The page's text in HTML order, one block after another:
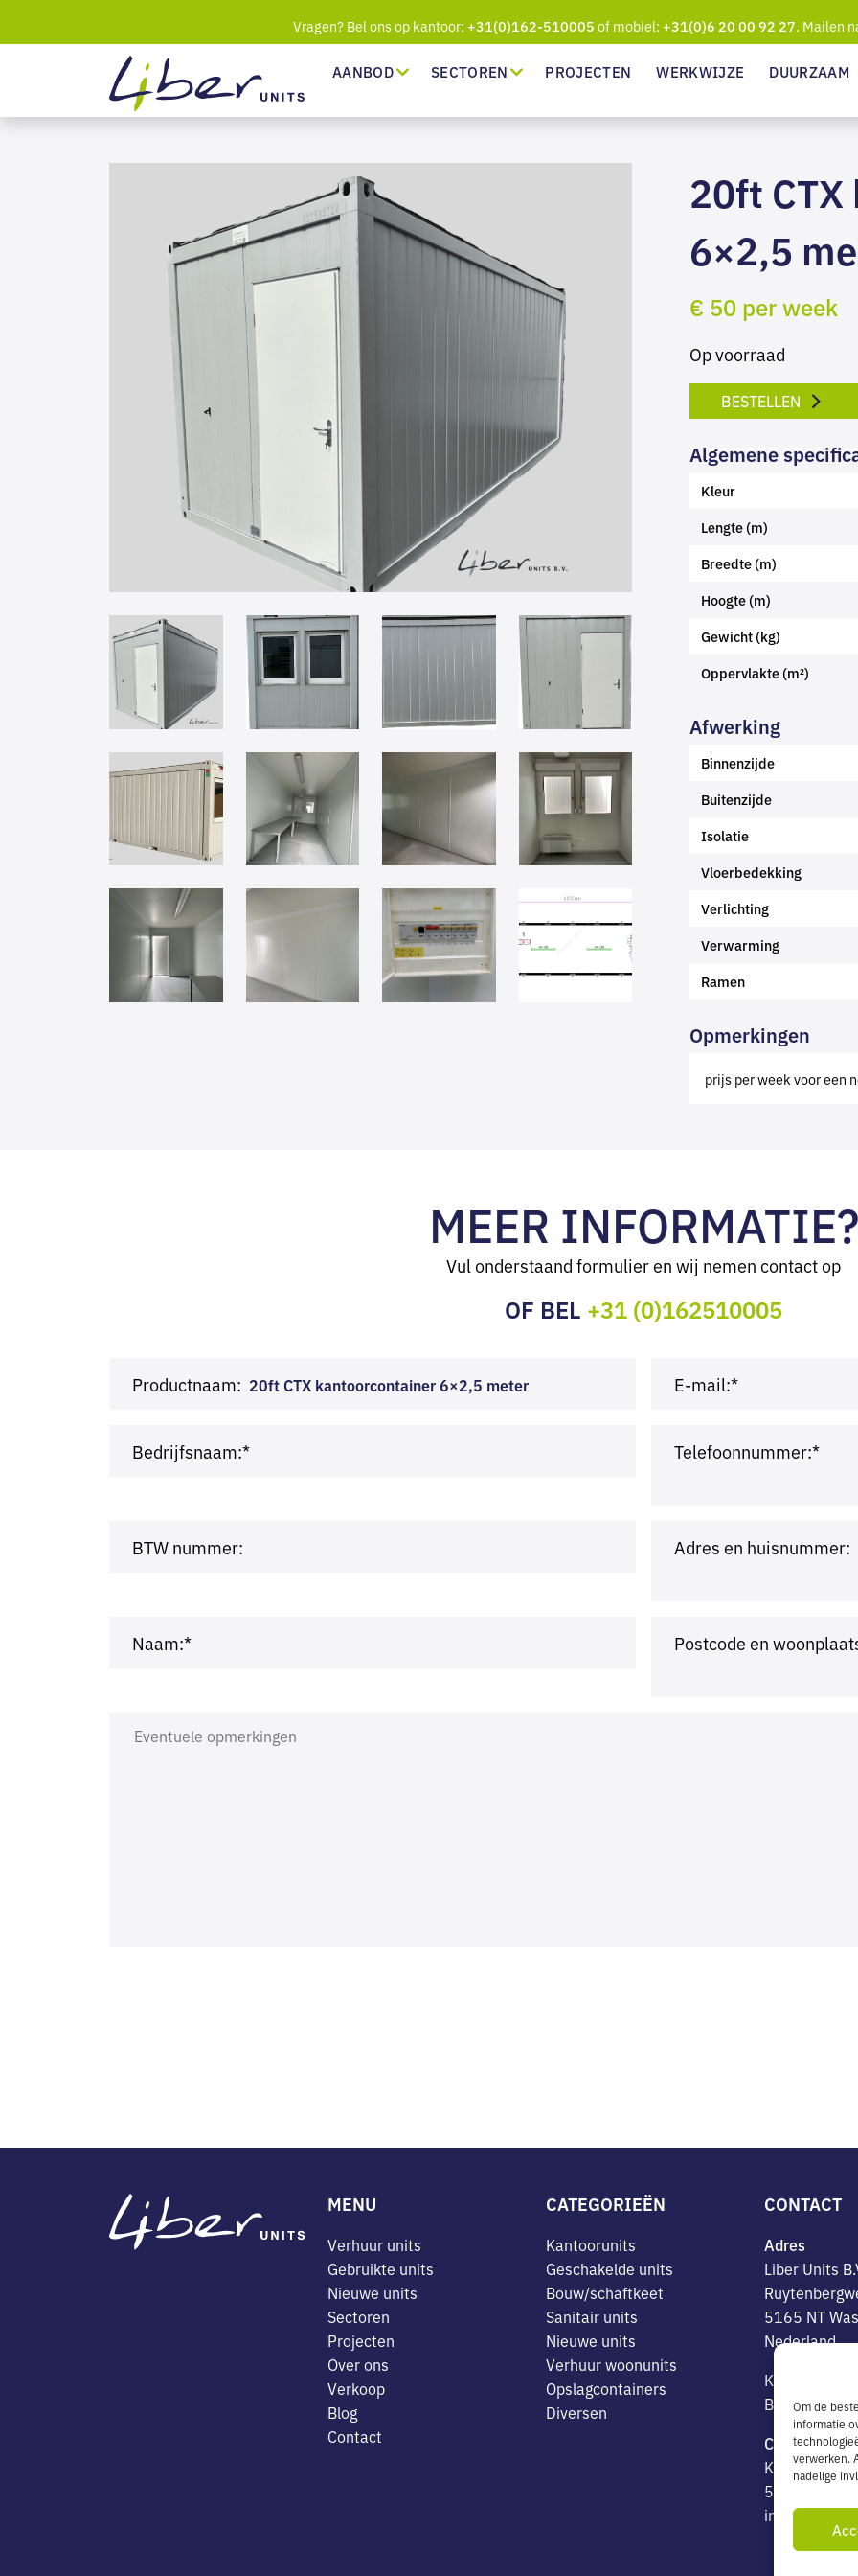
Om de
informatie
verwerken.
nadelige
Vragen? Bel ons op kantoor: +31(0)162-510005 of mobiel: +31(0)6 20 00 92 27. Mailen
AANBOD SECTOREN PROJECTEN WERKWIJZE DUURZAAM
20ft
6×2,5
€ 50 per week
Op voorraad
BESTELLEN
Algemene
Kleur
Lengte (m)
Breedte (m)
Hoogte (m)
Gewicht (kg)
Oppervlakte (m²)
Afwerking
Binnenzijde
Buitenzijde
Isolatie
Vloerbedekking
Verlichting
Verwarming
Ramen
Opmerkingen
prijs per week voor een
MEER INFORMATIE?
Vul onderstaand formulier en wij nemen contact op
OF BEL +31 (0)162510005
Productnaam: 20ft CTX kantoorcontainer 6×2,5 meter E-mail:*
Bedrijfsnaam:* Telefoonnummer:*
BTW nummer: Adres en huisnummer:
Naam:* Postcode en
MENU
Verhuur units
Gebruikte units
Nieuwe units
Sectoren
Projecten
Over ons
Verkoop
Blog
Contact
CATEGORIEËN
Kantoorunits
Geschakelde units
Bouw/schaftkeet
Sanitair units
Nieuwe units
Verhuur woonunits
Opslagcontainers
Diversen
CONTACT
Adres
Liber Units
5165 NT
Nederland
K.v.K. nr.
BTW-NL
Kantoor:
510005